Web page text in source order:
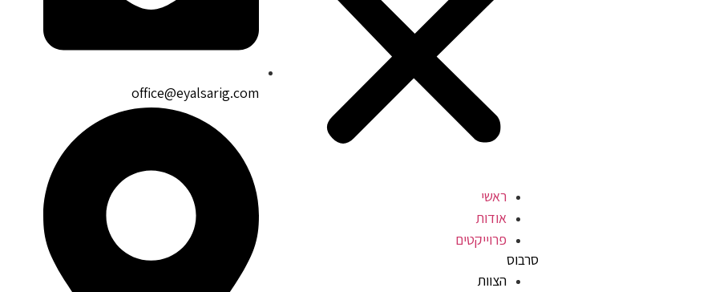
ראשי
אודות
פרוייקטים
סרבוס
הצוות
office@eyalsarig.com